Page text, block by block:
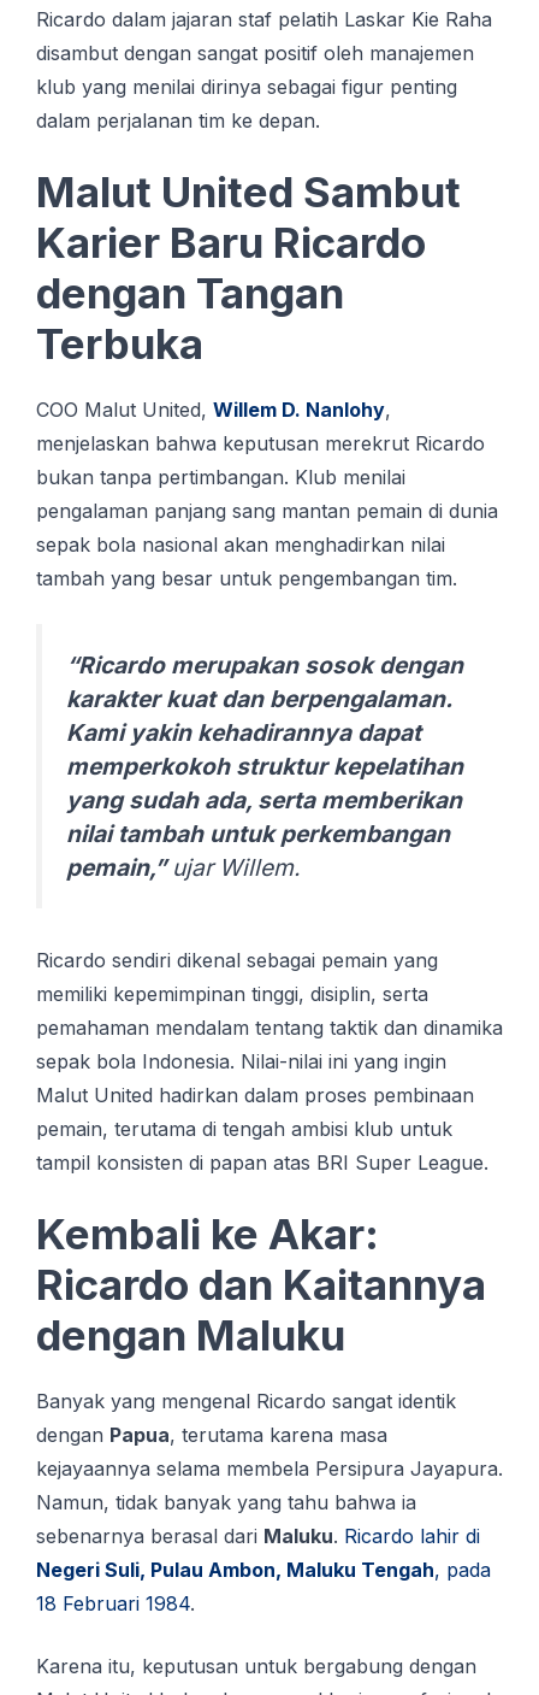
Ricardo dalam jajaran staf pelatih Laskar Kie Raha
disambut dengan sangat positif oleh manajemen
klub yang menilai dirinya sebagai figur penting
dalam perjalanan tim ke depan.
Malut United Sambut
Karier Baru Ricardo
dengan Tangan
Terbuka
COO Malut United, Willem D. Nanlohy,
menjelaskan bahwa keputusan merekrut Ricardo
bukan tanpa pertimbangan. Klub menilai
pengalaman panjang sang mantan pemain di dunia
sepak bola nasional akan menghadirkan nilai
tambah yang besar untuk pengembangan tim.
“Ricardo merupakan sosok dengan
karakter kuat dan berpengalaman.
Kami yakin kehadirannya dapat
memperkokoh struktur kepelatihan
yang sudah ada, serta memberikan
nilai tambah untuk perkembangan
pemain,”ujar Willem.
Ricardo sendiri dikenal sebagai pemain yang
memiliki kepemimpinan tinggi, disiplin, serta
pemahaman mendalam tentang taktik dan dinamika
sepak bola Indonesia. Nilai-nilai ini yang ingin
Malut United hadirkan dalam proses pembinaan
pemain, terutama di tengah ambisi klub untuk
tampil konsisten di papan atas BRI Super League.
Kembali ke Akar:
Ricardo dan Kaitannya
dengan Maluku
Banyak yang mengenal Ricardo sangat identik
dengan Papua, terutama karena masa
kejayaannya selama membela Persipura Jayapura.
Namun, tidak banyak yang tahu bahwa ia
sebenarnya berasal dari Maluku. Ricardo lahir di
Negeri Suli, Pulau Ambon, Maluku Tengah, pada
18 Februari 1984.
Karena itu, keputusan untuk bergabung dengan